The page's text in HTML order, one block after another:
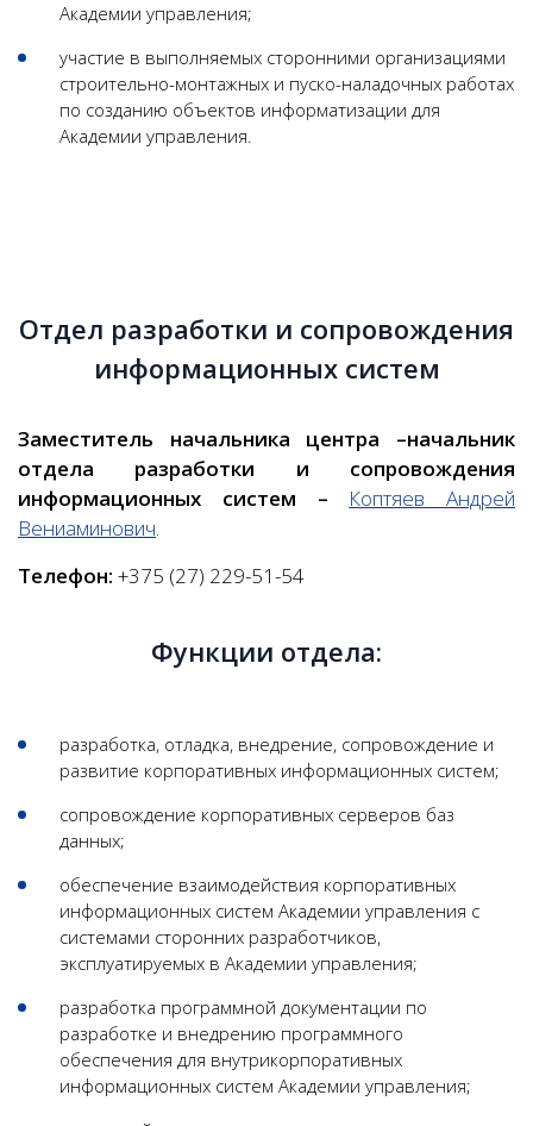
Академии управления;
участие в выполняемых сторонними организациями
строительно-монтажных и пуско-наладочных работах
по созданию объектов информатизации для
Академии управления.
Отдел разработки и сопровождения
информационных систем
Заместитель начальника центра –начальник
отдела разработки и сопровождения
информационных систем
–
Коптяев Андрей
Вениаминович.
Телефон: +375 (27) 229-51-54
Функции отдела:
разработка, отладка, внедрение, сопровождение и
развитие корпоративных информационных систем;
сопровождение корпоративных серверов баз
данных;
обеспечение взаимодействия корпоративных
информационных систем Академии управления с
системами сторонних разработчиков,
эксплуатируемых в Академии управления;
разработка программной документации по
разработке и внедрению программного
обеспечения для внутрикорпоративных
информационных систем Академии управления;